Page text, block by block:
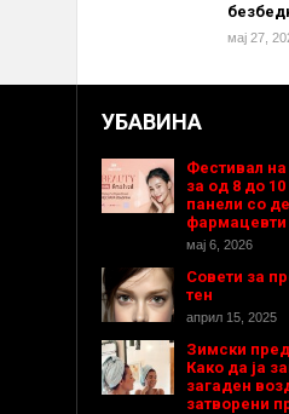
мај 27,
УБАВИНА
Фестивал на
за од 8 до
панели со
фармацевти
мај 6, 2026
Совети за
тен
април 15, 2025
Зимски
Како да ја
загаден
затворени